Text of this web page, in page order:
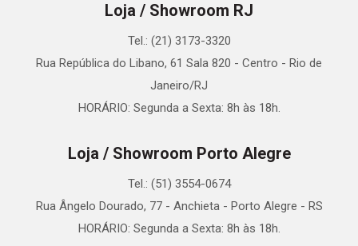
Loja / Showroom RJ
Tel.: (21) 3173-3320
Rua República do Libano, 61 Sala 820 - Centro - Rio de
Janeiro/RJ
HORÁRIO: Segunda a Sexta: 8h às 18h.
Loja / Showroom Porto Alegre
Tel.: (51) 3554-0674
Rua Ângelo Dourado, 77 - Anchieta - Porto Alegre - RS
HORÁRIO: Segunda a Sexta: 8h às 18h.